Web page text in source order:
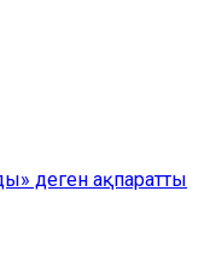
деген ақпаратты